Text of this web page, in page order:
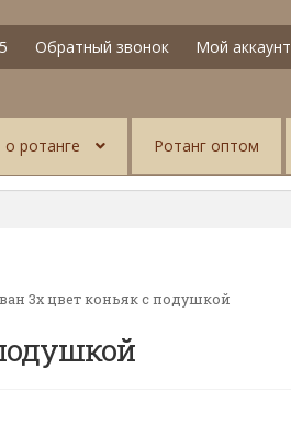
Обратный звонок Мой аккаунт
о ротанге Ротанг оптом
3х цвет коньяк с подушкой